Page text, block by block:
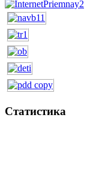
Статистика